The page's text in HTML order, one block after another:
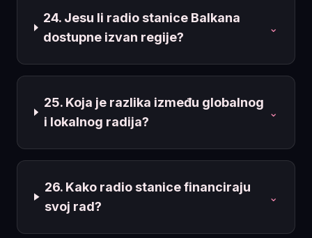
24. Jesu li radio stanice Balkana
dostupne izvan regije?
⌄
25. Koja je razlika između globalnog
i lokalnog radija?
⌄
26. Kako radio stanice financiraju
svoj rad?
⌄